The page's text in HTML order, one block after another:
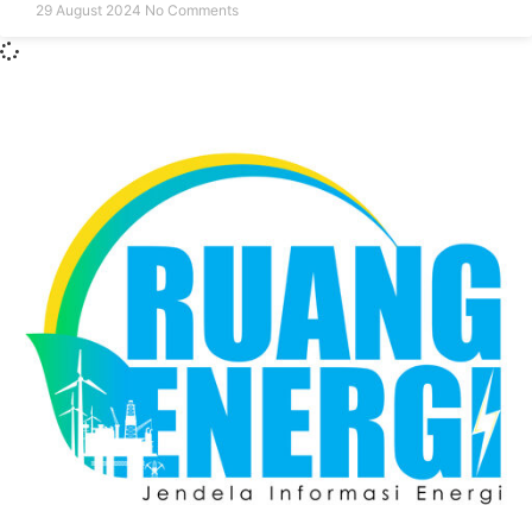
29 August 2024 No Comments